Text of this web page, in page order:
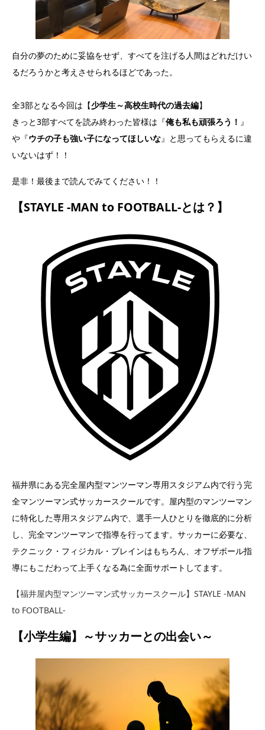
自分の夢のために妥協をせず、すべてを注げる人間はどれだけい
るだろうかと考えさせられるほどであった。
全3部となる今回は【少学生～高校生時代の過去編】
きっと3部すべてを読み終わった皆様は『俺も私も頑張ろう！ 』
や『ウチの子も強い子になってほしいな』と思ってもらえるに違
いないはず！！
是非！最後まで読んでみてください！！
【STAYLE -MAN to FOOTBALL-とは？】
福井県にある完全屋内型マンツーマン専用スタジアム内で行う完
全マンツーマン式サッカースクールです。屋内型のマンツーマン
に特化した専用スタジアム内で、選手一人ひとりを徹底的に分析
し、完全マンツーマンで指導を行ってます。サッカーに必要な、
テクニック・フィジカル・ブレインはもちろん、オフザボール指
導にもこだわって上手くなる為に全面サポートしてます。
【福井屋内型マンツーマン式サッカースクール】STAYLE -MAN
to FOOTBALL-
【小学生編】～サッカーとの出会い～